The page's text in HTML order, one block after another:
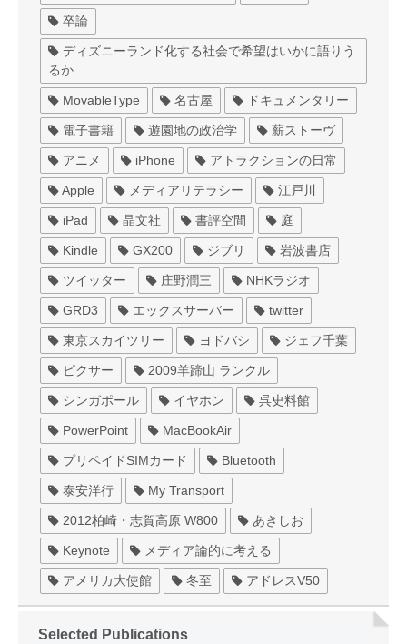
卒論
ディズニーランド化する社会で希望はいかに語りう
るか
MovableType 名古屋 ドキュメンタリー
電子書籍 遊園地の政治学 薪ストーヴ
アニメ iPhone アトラクションの日常
Apple メディアリテラシー 江戸川
iPad 晶文社 書評空間 庭
Kindle GX200 ジブリ 岩波書店
ツイッター 庄野潤三 NHKラジオ
GRD3 エックスサーバー twitter
東京スカイツリー ヨドバシ ジェフ千葉
ピクサー 2009羊蹄山 ランクル
シンガポール イヤホン 呉史料館
PowerPoint MacBookAir
プリペイドSIMカード Bluetooth
泰安洋行 My Transport
2012柏崎・志賀高原 W800 あきしお
Keynote メディア論的に考える
アメリカ大使館 冬至 アドレスV50
Selected Publications